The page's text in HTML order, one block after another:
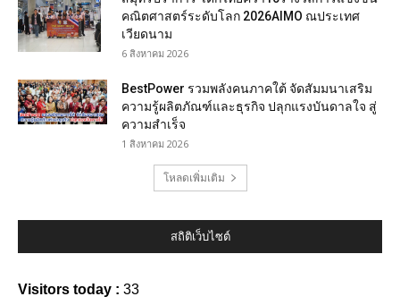
คณิตศาสตร์ระดับโลก 2026AIMO ณประเทศ
เวียดนาม
6 สิงหาคม 2026
BestPower รวมพลังคนภาคใต้ จัดสัมมนาเสริม
ความรู้ผลิตภัณฑ์และธุรกิจ ปลุกแรงบันดาลใจ สู่
ความสำเร็จ
1 สิงหาคม 2026
โหลดเพิ่มเติม
สถิติเว็บไซต์
Visitors today : 33